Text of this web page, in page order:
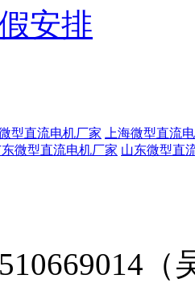
安排
型直流电机厂家
上海微型直流
东微型直流电机厂家 山东微型直
（